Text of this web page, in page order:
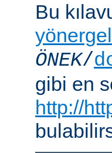
Bu
ÖNEK/
gibi en
http://